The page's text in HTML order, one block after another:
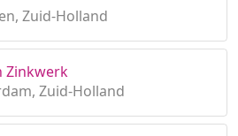
Zuid-Holland
Zinkwerk
Zuid-Holland